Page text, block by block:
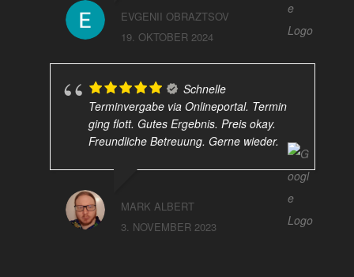
EVGENII OBRAZTSOV
19. OKTOBER 2024
Schnelle
Terminvergabe via Onlineportal. Termin
ging flott. Gutes Ergebnis. Preis okay.
Freundliche Betreuung. Gerne wieder.
MARK ALBERT
3. NOVEMBER 2023